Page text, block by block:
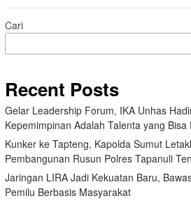
Cari
Recent Posts
Gelar Leadership Forum, IKA Unhas
Kepemimpinan Adalah Talenta yang Bisa
Kunker ke Tapteng, Kapolda Sumut
Pembangunan Rusun Polres Tapanuli
Jaringan LIRA Jadi Kekuatan Baru,
Pemilu Berbasis Masyarakat